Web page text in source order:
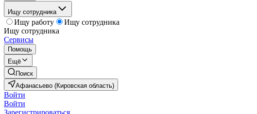
Ищу сотрудника
Ищу работу
Ищу сотрудника
Ищу сотрудника
Сервисы
Помощь
Ещё
Поиск
Афанасьево (Кировская область)
Войти
Войти
Зарегистрироваться